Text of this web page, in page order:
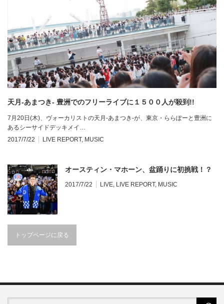
天月-あまつき- 豊洲でのフリーライブに１５００人が殺到!!
7月20日(木)、ヴォーカリストの天月-あまつき-が、東京・ららぽーと豊洲に
あるシーサイドデッキメイ…
2017/7/22
LIVE REPORT, MUSIC
オースティン・マホーン、盆踊りに初挑戦！？
2017/7/22 LIVE, LIVE REPORT, MUSIC
トップページに戻る